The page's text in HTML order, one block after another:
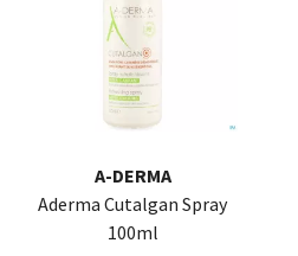
A-DERMA
Aderma Cutalgan Spray
100ml